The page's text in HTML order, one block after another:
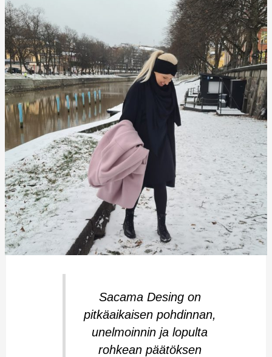
Sacama Desing on
pitkäaikaisen pohdinnan,
unelmoinnin ja lopulta
rohkean päätöksen